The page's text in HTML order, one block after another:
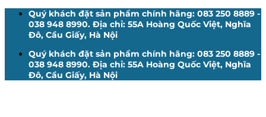
Quý khách đặt sản phẩm chính hãng: 083 250 8889 -
038 948 8990. Địa chỉ: 55A Hoàng Quốc Việt, Nghĩa
Đô, Cầu Giấy, Hà Nội
Quý khách đặt sản phẩm chính hãng: 083 250 8889 -
038 948 8990. Địa chỉ: 55A Hoàng Quốc Việt, Nghĩa
Đô, Cầu Giấy, Hà Nội